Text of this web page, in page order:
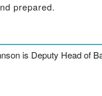
prepared.
is Deputy Head of